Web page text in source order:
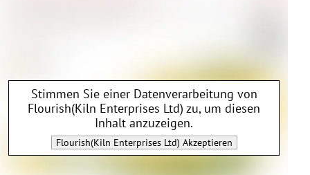
Stimmen Sie einer Datenverarbeitung von
Flourish(Kiln Enterprises Ltd) zu, um diesen
Inhalt anzuzeigen.
Flourish(Kiln Enterprises Ltd) Akzeptieren